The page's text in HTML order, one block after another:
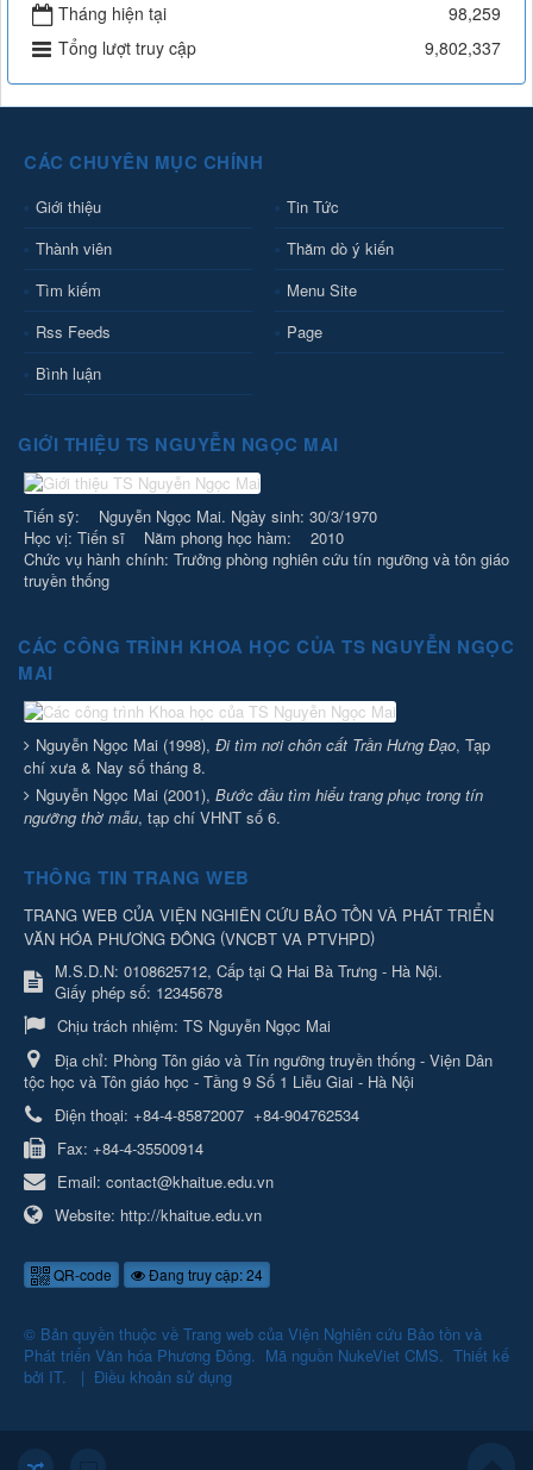
Tháng hiện tại
98,259
Tổng lượt truy cập
9,802,337
CÁC CHUYÊN MỤC CHÍNH
Giới thiệu
Tin Tức
Thành viên
Thăm dò ý kiến
Tìm kiếm
Menu Site
Rss Feeds
Page
Bình luận
GIỚI THIỆU TS NGUYỄN NGỌC MAI
Tiến sỹ: Nguyễn Ngọc Mai. Ngày sinh: 30/3/1970
Học vị: Tiến sĩ Năm phong học hàm: 2010
Chức vụ hành chính: Trưởng phòng nghiên cứu tín ngưỡng và tôn giáo
truyền thống
CÁC CÔNG TRÌNH KHOA HỌC CỦA TS NGUYỄN NGỌC
MAI
Nguyễn Ngọc Mai (1998), Đi tìm nơi chôn cất Trần Hưng Đạo, Tạp
chí xưa & Nay số tháng 8.
Nguyễn Ngọc Mai (2001), Bước đầu tìm hiểu trang phục trong tín
ngưỡng thờ mẫu, tạp chí VHNT số 6.
THÔNG TIN TRANG WEB
TRANG WEB CỦA VIỆN NGHIÊN CỨU BẢO TỒN VÀ PHÁT TRIỂN
VĂN HÓA PHƯƠNG ĐÔNG (VNCBT VA PTVHPD)
M.S.D.N: 0108625712, Cấp tại Q Hai Bà Trưng - Hà Nội.
Giấy phép số: 12345678
Chịu trách nhiệm: TS Nguyễn Ngọc Mai
Địa chỉ: Phòng Tôn giáo và Tín ngưỡng truyền thống - Viện Dân
tộc học và Tôn giáo học - Tầng 9 Số 1 Liễu Giai - Hà Nội
Điện thoại: +84-4-85872007 +84-904762534
Fax: +84-4-35500914
Email: contact@khaitue.edu.vn
Website: http://khaitue.edu.vn
QR-code Đang truy cập: 24
© Bản quyền thuộc về Trang web của Viện Nghiên cứu Bảo tồn và
Phát triển Văn hóa Phương Đông. Mã nguồn NukeViet CMS. Thiết kế
bởi IT. | Điều khoản sử dụng